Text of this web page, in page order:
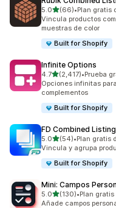
5.0de 5 estrellas
(66)
66 reseñas en total
•Plan gratis
Vincula productos
muestras de color
Built for Shopify
Infinite Options
4.7de 5 estrellas
(2,417)
2417 reseñas en total
•Prueba
Opciones infinitas
complementos
Built for Shopify
FD Combined
5.0de 5 estrellas
(54)
54 reseñas en total
•Plan gratis
Vincula y agrupa
Built for Shopify
Mini: Campos
5.0de 5 estrellas
(130)
130 reseñas en total
•Plan
Añade campos